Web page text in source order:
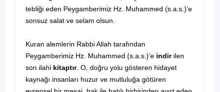
tebliği eden Peygamberimiz Hz. Muhammed (s.a.s.)’e
sonsuz salat ve selam olsun.
Kuran alemlerin Rabbi Allah tarafından
Peygamberimiz Hz. Muhammed (s.a.s.)’e indir ilen
son ilahi kitaptır. O, doğru yolu gösteren hidayet
kaynağı insanları huzur ve mutluluğa götüren